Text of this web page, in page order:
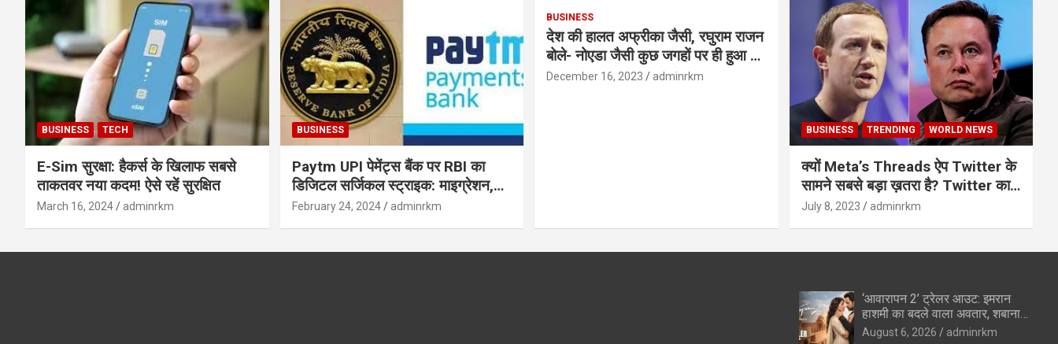
BUSINESS TECH
E-Sim सुरक्षा: हैकर्स के खिलाफ सबसे
ताकतवर नया कदम! ऐसे रहें सुरक्षित
March 16, 2024 adminrkm
BUSINESS
Paytm UPI पेमेंट्स बैंक पर RBI का
डिजिटल सर्जिकल स्ट्राइक: माइग्रेशन,
सुरक्षा और उपयोगकर्ताओं के लिए सलाह!
February 24, 2024 adminrkm
BUSINESS
देश की हालत अफ्रीका जैसी, रघुराम राजन
बोले- नोएडा जैसी कुछ जगहों पर ही हुआ है
विकास : रघुराम राजन
December 16, 2023 adminrkm
BUSINESS TRENDING WORLD NEWS
क्यों Meta’s Threads ऐप Twitter के
सामने सबसे बड़ा ख़तरा है? Twitter का
अंत?
July 8, 2023 adminrkm
‘आवारापन 2’ ट्रेलर आउट: इमरान
हाशमी का बदले वाला अवतार, शबाना
आजमी के विलेन रोल ने उड़ाए होश
August 6, 2026 adminrkm